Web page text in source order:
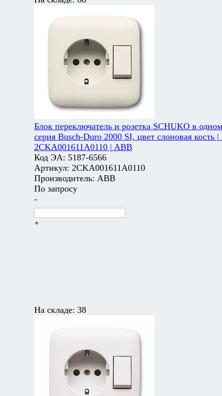
Блок переключатель и розетка SCHUKO в
серия Busch-Duro 2000 SI, цвет слоновая кость |
2CKA001611A0110 | ABB
Код ЭА: 5187-6566
Артикул: 2CKA001611A0110
Производитель: ABB
По запросу
-
+
На складе: 38